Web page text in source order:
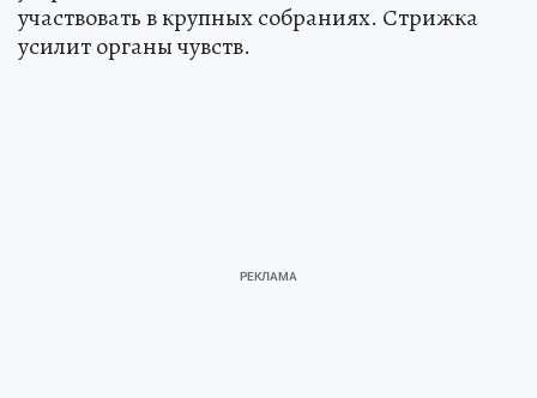
участвовать в крупных собраниях. Стрижка
усилит органы чувств.